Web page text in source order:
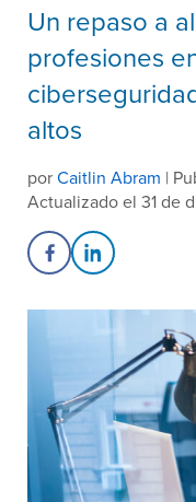
Un repaso a
profesiones
altos
porCaitlin Abram |
Actualizado el 31 de
Share on Facebook
Share on